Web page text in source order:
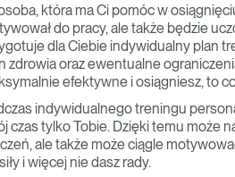
która ma Ci pomóc w
do pracy, ale także będzie
dla Ciebie indywidualny plan
zdrowia oraz ewentualne
efektywne i osiągniesz, to co
indywidualnego treningu
czas tylko Tobie. Dzięki temu może
ale także może ciągle
i więcej nie dasz rady.